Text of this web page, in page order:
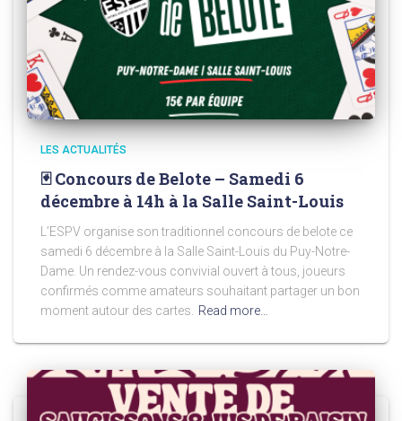
LES ACTUALITÉS
🃏 Concours de Belote – Samedi 6
décembre à 14h à la Salle Saint-Louis
L’ESPV organise son traditionnel concours de belote ce
samedi 6 décembre à la Salle Saint-Louis du Puy-Notre-
Dame. Un rendez-vous convivial ouvert à tous, joueurs
confirmés comme amateurs souhaitant partager un bon
moment autour des cartes. Read more…